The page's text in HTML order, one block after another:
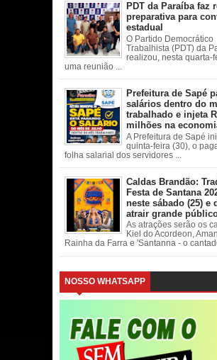
PDT da Paraíba faz
preparativa para
estadual
O Partido Democrático
Trabalhista (PDT) da
realizou, nesta quarta-
uma reunião ...
Prefeitura de Sapé
salários dentro do
trabalhado e injeta
milhões na
A Prefeitura de Sapé
quinta-feira (30), o
folha salarial dos servidores ...
Caldas Brandão:
Festa de Santana
neste sábado (25) e
atrair grande
As atrações serão os
Kiel do Acordeon,
Rainha da Farra e 'Santanna - o
NOSSO WHATSAPP